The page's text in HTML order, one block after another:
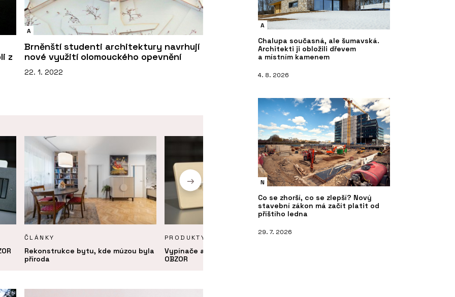
z
A
Brněnští studenti architektury navrhují
nové využití olomouckého opevnění
22. 1. 2022
ČLÁNKY
Rekonstrukce bytu, kde múzou byla
příroda
PRODUKTY
Vypínače a zásuvky NEXA QUADRO -
OBZOR
A
Chalupa současná, ale šumavská.
Architekti ji obložili dřevem
a místním kamenem
4. 8. 2026
N
Co se zhorší, co se zlepší? Nový
stavební zákon má začít platit od
příštího ledna
29. 7. 2026